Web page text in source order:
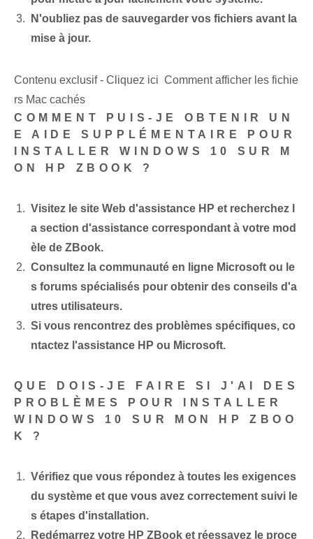
N'oubliez pas de sauvegarder vos fichiers avant la
mise à jour.
Contenu exclusif - Cliquez ici Comment afficher les fichie
rs Mac cachés
COMMENT PUIS-JE OBTENIR UN
E AIDE SUPPLÉMENTAIRE POUR
INSTALLER WINDOWS 10 SUR M
ON HP ZBOOK ?
Visitez le site Web d'assistance HP et recherchez l
a section d'assistance correspondant à votre mod
èle de ZBook.
Consultez la communauté en ligne Microsoft ou le
s forums spécialisés pour obtenir des conseils d'a
utres utilisateurs.
Si vous rencontrez des problèmes spécifiques, co
ntactez l'assistance HP ou Microsoft.
QUE DOIS-JE FAIRE SI J'AI DES
PROBLÈMES POUR INSTALLER
WINDOWS 10 SUR MON HP ZBOO
K ?
Vérifiez que vous répondez à toutes les exigences
du système et que vous avez correctement suivi le
s étapes d'installation.
Redémarrez votre HP ZBook et réessayez le proce